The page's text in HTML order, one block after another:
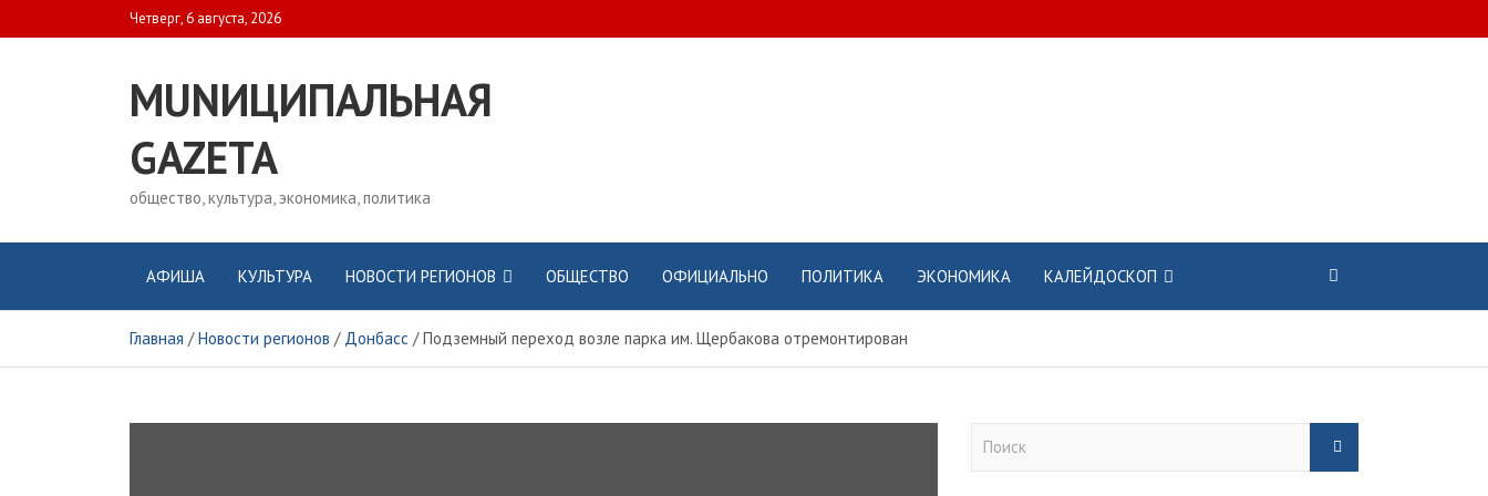
to
Четверг, 6 августа, 2026
MUNИЦИПАЛЬНАЯ
GAZЕТА
общество, культура, экономика, политика
АФИША КУЛЬТУРА НОВОСТИ РЕГИОНОВ ОБЩЕСТВО ОФИЦИАЛЬНО ПОЛИТИКА ЭКОНОМИКА КАЛЕЙДОСКОП
Главная Новости регионов Донбасс Подземный переход возле парка им. Щербакова отремонтирован